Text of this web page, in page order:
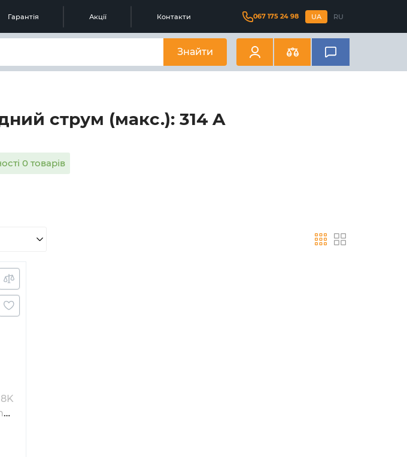
Гарантія Акції Контакти 067 175 24 98 UA RU
Знайти
струм (макс.): 314 A
0 товарів